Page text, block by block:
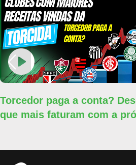
Torcedor paga a conta?
que mais faturam com a